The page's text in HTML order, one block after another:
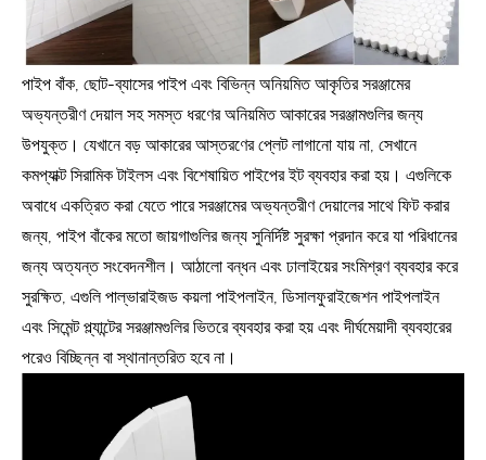
পাইপ বাঁক, ছোট-ব্যাসের পাইপ এবং বিভিন্ন অনিয়মিত আকৃতির সরঞ্জামের
অভ্যন্তরীণ দেয়াল সহ সমস্ত ধরণের অনিয়মিত আকারের সরঞ্জামগুলির জন্য
উপযুক্ত। যেখানে বড় আকারের আস্তরণের প্লেট লাগানো যায় না, সেখানে
কমপ্যাক্ট সিরামিক টাইলস এবং বিশেষায়িত পাইপের ইট ব্যবহার করা হয়। এগুলিকে
অবাধে একত্রিত করা যেতে পারে সরঞ্জামের অভ্যন্তরীণ দেয়ালের সাথে ফিট করার
জন্য, পাইপ বাঁকের মতো জায়গাগুলির জন্য সুনির্দিষ্ট সুরক্ষা প্রদান করে যা পরিধানের
জন্য অত্যন্ত সংবেদনশীল। আঠালো বন্ধন এবং ঢালাইয়ের সংমিশ্রণ ব্যবহার করে
সুরক্ষিত, এগুলি পাল্ভারাইজড কয়লা পাইপলাইন, ডিসালফুরাইজেশন পাইপলাইন
এবং সিমেন্ট প্ল্যান্টের সরঞ্জামগুলির ভিতরে ব্যবহার করা হয় এবং দীর্ঘমেয়াদী ব্যবহারের
পরেও বিচ্ছিন্ন বা স্থানান্তরিত হবে না।